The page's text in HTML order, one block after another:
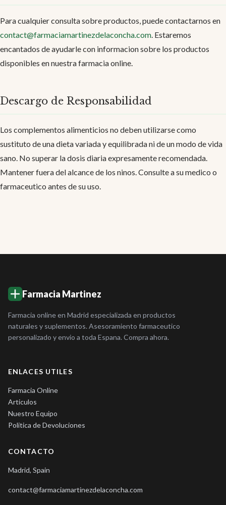
Para cualquier consulta sobre productos, puede contactarnos en
contact@farmaciamartinezdelaconcha.com. Estaremos
encantados de ayudarle con informacion sobre los productos
disponibles en nuestra farmacia online.
Descargo de Responsabilidad
Los complementos alimenticios no deben utilizarse como
sustituto de una dieta variada y equilibrada ni de un modo de vida
sano. No superar la dosis diaria expresamente recomendada.
Mantener fuera del alcance de los ninos. Consulte a su medico o
farmaceutico antes de su uso.
Farmacia Martinez
Farmacia online en Madrid especializada en productos
naturales y suplementos. Asesoramiento farmaceutico
personalizado y envio a toda Espana. Compra ahora.
ENLACES UTILES
Farmacia Online
Articulos
Nuestro Equipo
Politica de Devoluciones
CONTACTO
Madrid, Spain
contact@farmaciamartinezdelaconcha.com